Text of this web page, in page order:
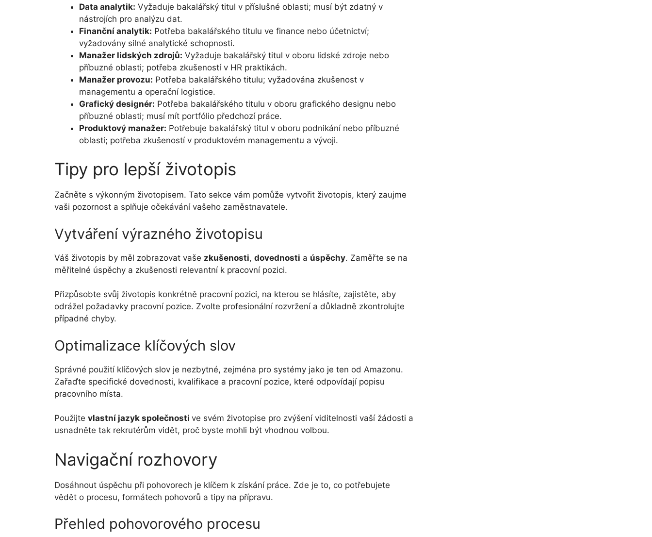
Data analytik: Vyžaduje bakalářský titul v příslušné oblasti; musí být zdatný v
nástrojích pro analýzu dat.
Finanční analytik: Potřeba bakalářského titulu ve finance nebo účetnictví;
vyžadovány silné analytické schopnosti.
Manažer lidských zdrojů: Vyžaduje bakalářský titul v oboru lidské zdroje nebo
příbuzné oblasti; potřeba zkušeností v HR praktikách.
Manažer provozu: Potřeba bakalářského titulu; vyžadována zkušenost v
managementu a operační logistice.
Grafický designér: Potřeba bakalářského titulu v oboru grafického designu nebo
příbuzné oblasti; musí mít portfólio předchozí práce.
Produktový manažer: Potřebuje bakalářský titul v oboru podnikání nebo příbuzné
oblasti; potřeba zkušeností v produktovém managementu a vývoji.
Tipy pro lepší životopis
Začněte s výkonným životopisem. Tato sekce vám pomůže vytvořit životopis, který zaujme
vaši pozornost a splňuje očekávání vašeho zaměstnavatele.
Vytváření výrazného životopisu
Váš životopis by měl zobrazovat vaše zkušenosti, dovednosti a úspěchy. Zaměřte se na
měřitelné úspěchy a zkušenosti relevantní k pracovní pozici.
Přizpůsobte svůj životopis konkrétně pracovní pozici, na kterou se hlásíte, zajistěte, aby
odrážel požadavky pracovní pozice. Zvolte profesionální rozvržení a důkladně zkontrolujte
případné chyby.
Optimalizace klíčových slov
Správné použití klíčových slov je nezbytné, zejména pro systémy jako je ten od Amazonu.
Zařaďte specifické dovednosti, kvalifikace a pracovní pozice, které odpovídají popisu
pracovního místa.
Použijte vlastní jazyk společnosti ve svém životopise pro zvýšení viditelnosti vaší žádosti a
usnadněte tak rekrutérům vidět, proč byste mohli být vhodnou volbou.
Navigační rozhovory
Dosáhnout úspěchu při pohovorech je klíčem k získání práce. Zde je to, co potřebujete
vědět o procesu, formátech pohovorů a tipy na přípravu.
Přehled pohovorového procesu